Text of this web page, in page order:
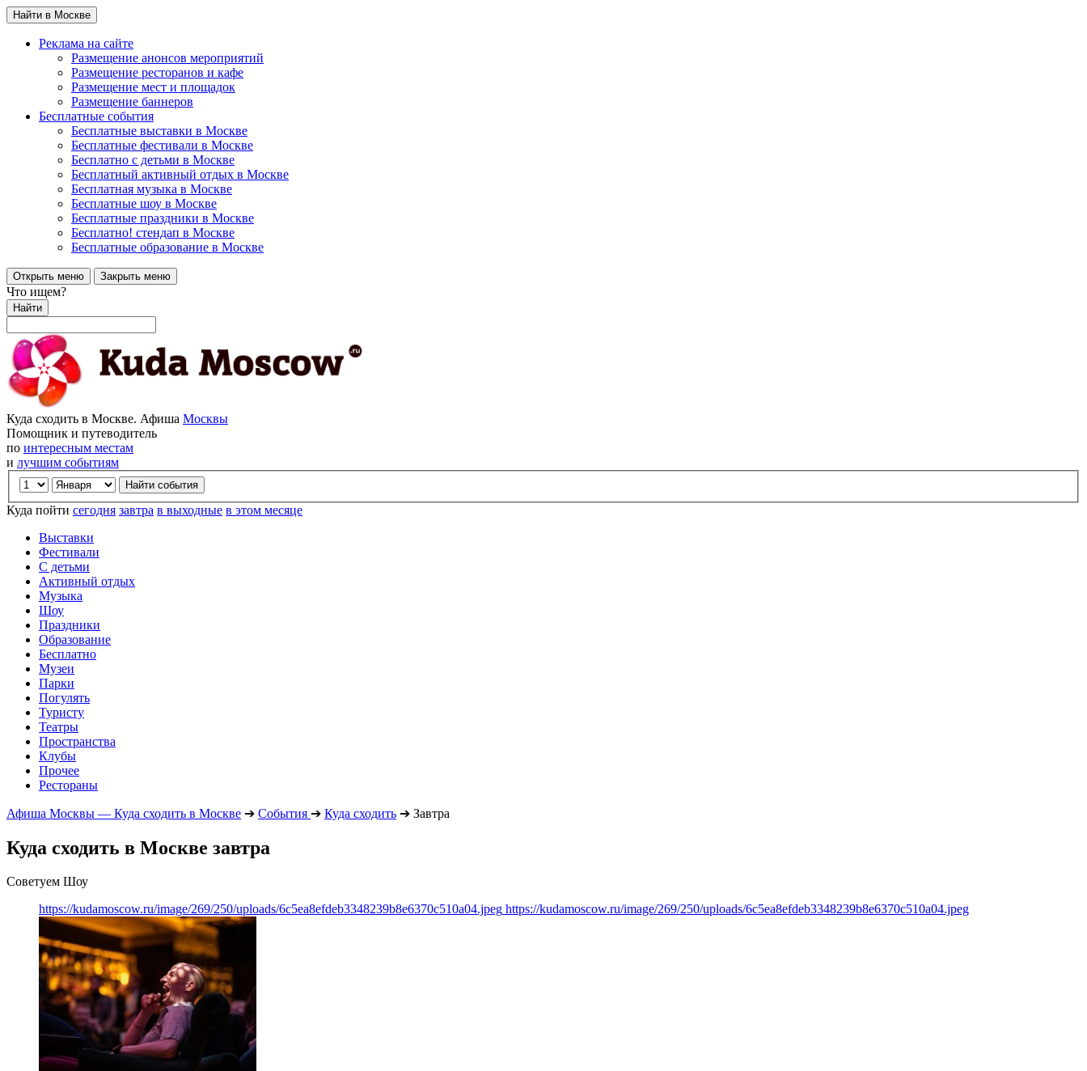
Найти в Москве
Реклама на сайте
Размещение анонсов мероприятий
Размещение ресторанов и кафе
Размещение мест и площадок
Размещение баннеров
Бесплатные события
Бесплатные выставки в Москве
Бесплатные фестивали в Москве
Бесплатно с детьми в Москве
Бесплатный активный отдых в Москве
Бесплатная музыка в Москве
Бесплатные шоу в Москве
Бесплатные праздники в Москве
Бесплатно! стендап в Москве
Бесплатные образование в Москве
Открыть меню Закрыть меню
Что ищем?
Найти
Куда сходить в Москве. Афиша Москвы
Помощник и путеводитель
по интересным местам
и лучшим событиям
Куда пойти сегодня завтра в выходные в этом месяце
Выставки
Фестивали
С детьми
Активный отдых
Музыка
Шоу
Праздники
Образование
Бесплатно
Музеи
Парки
Погулять
Туристу
Театры
Пространства
Клубы
Прочее
Рестораны
Афиша Москвы — Куда сходить в Москве ➔ События ➔ Куда сходить ➔ Завтра
Куда сходить в Москве завтра
Советуем Шоу
https://kudamoscow.ru/image/269/250/uploads/6c5ea8efdeb3348239b8e6370c510a04.jpeg https://kudamoscow.ru/image/269/250/uploads/6c5ea8efdeb3348239b8e6370c510a04.jpeg